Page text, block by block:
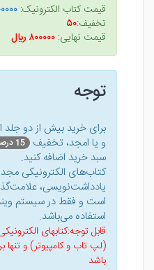
قیمت کتاب الکترونیک:
تخفیف:۵۰
قیمت نهایی: ۸۰۰۰۰۰ ريال
توجه
برای خرید بیش از دو
و یا امجد، تخفیف 15 درصد
سبد خرید اضافه کنید.
کتاب‌های الکترونیکی مجد
یادداشت‌نویسی،
است و فقط در سیستم
استفاده می‌باشد.
قابل توجه:کتابهای
(لپ تاب و کامپیوتر) و
باشد